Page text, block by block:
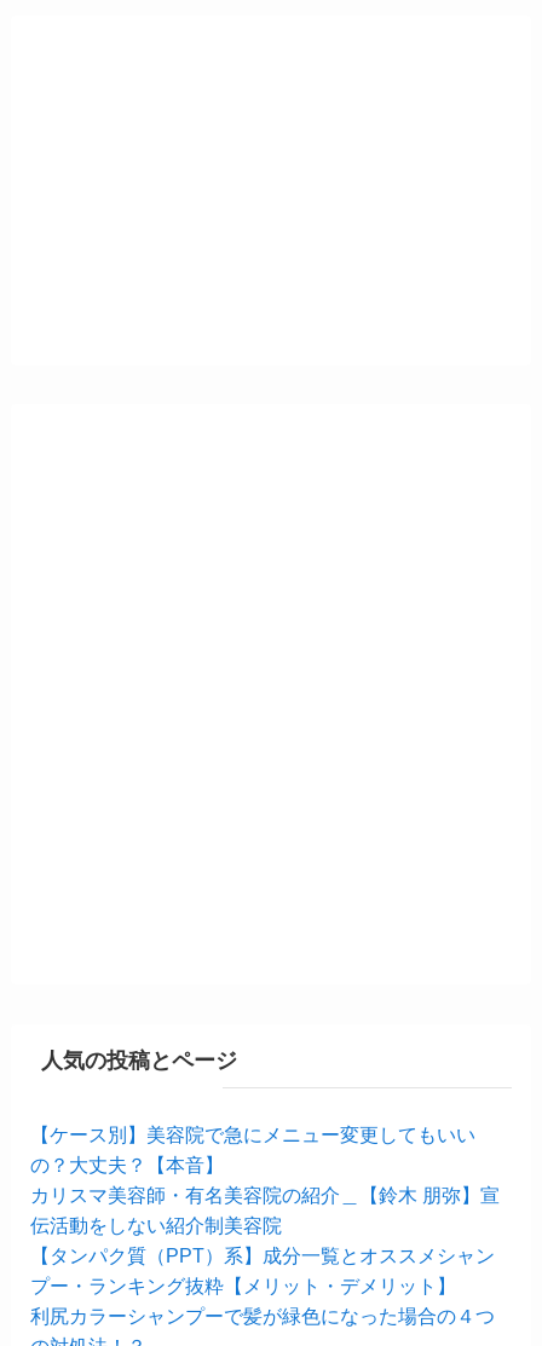
人気の投稿とページ
【ケース別】美容院で急にメニュー変更してもいい
の？大丈夫？【本音】
カリスマ美容師・有名美容院の紹介＿【鈴木 朋弥】宣
伝活動をしない紹介制美容院
【タンパク質（PPT）系】成分一覧とオススメシャン
プー・ランキング抜粋【メリット・デメリット】
利尻カラーシャンプーで髪が緑色になった場合の４つ